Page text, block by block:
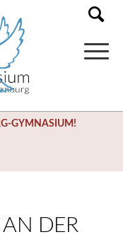
GYMNASIUM!
DER